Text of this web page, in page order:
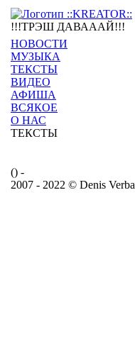
!!!ТРЭШ ДАВАААЙ!!!
НОВОСТИ
МУЗЫКА
ТЕКСТЫ
ВИДЕО
АФИША
ВСЯКОЕ
О НАС
ТЕКСТЫ
() -
2007 - 2022 © Denis Verba